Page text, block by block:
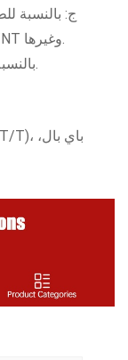
ج: بالنسبة
الشحن السريع، مثل DHL وFEDEX وUPS وTNT وغيرها.
بالنسبة للطلبات الكبيرة، يمكننا التوصيل جواً أو بحراً.